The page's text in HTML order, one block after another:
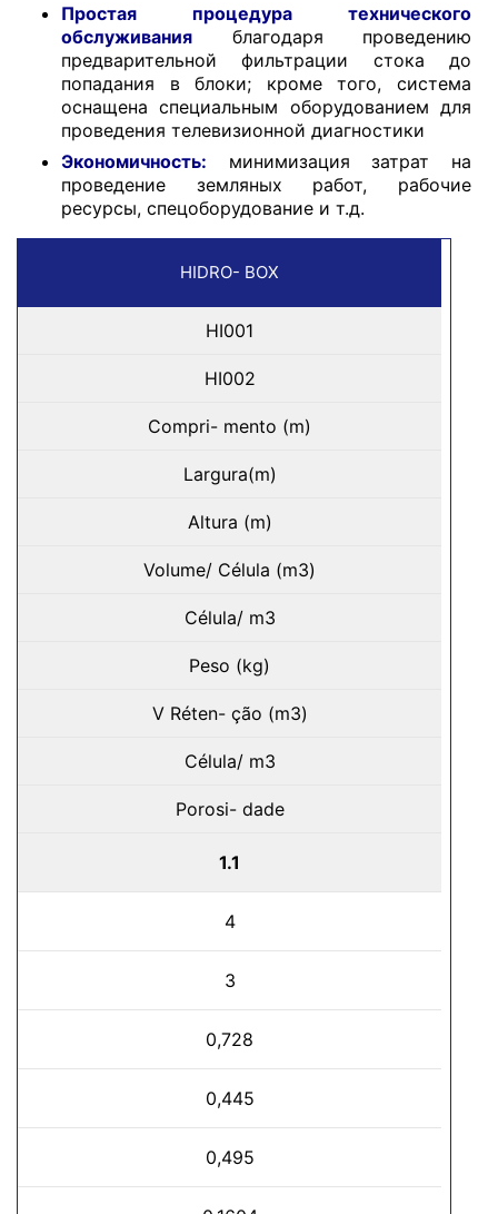
Простая процедура технического
обслуживания благодаря проведению
предварительной фильтрации стока до
попадания в блоки; кроме того, система
оснащена специальным оборудованием для
проведения телевизионной диагностики
Экономичность: минимизация затрат на
проведение земляных работ, рабочие
ресурсы, спецоборудование и т.д.
HIDRO- BOX
HI001
HI002
Compri- mento (m)
Largura(m)
Altura (m)
Volume/ Célula (m3)
Célula/ m3
Peso (kg)
V Réten- ção (m3)
Célula/ m3
Porosi- dade
1.1
4
3
0,728
0,445
0,495